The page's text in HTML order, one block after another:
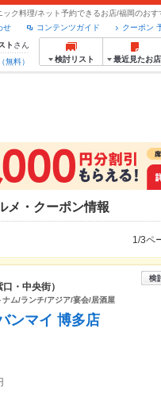
ック料理/ネット予約できるお店/福岡のおす
クーポン
コンテンツガイド
せ
ト さん
無料）
検討リスト 最近見たお店
メ・クーポン情報
1/3ペ
・中央街）
ム/ランチ/アジア/宴会/居酒屋
ンマイ 博多店